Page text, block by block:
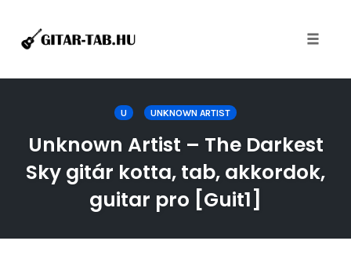
U UNKNOWN ARTIST
Unknown Artist – The Darkest
Sky gitár kotta, tab, akkordok,
guitar pro [Guit1]